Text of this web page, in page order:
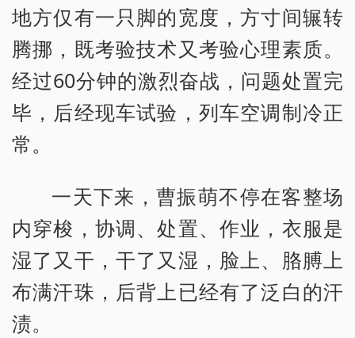
地方仅有一只脚的宽度，方寸间辗转
腾挪，既考验技术又考验心理素质。
经过60分钟的激烈奋战，问题处置完
毕，后经现车试验，列车空调制冷正
常。
一天下来，曹振萌不停在客整场
内穿梭，协调、处置、作业，衣服是
湿了又干，干了又湿，脸上、胳膊上
布满汗珠，后背上已经有了泛白的汗
渍。